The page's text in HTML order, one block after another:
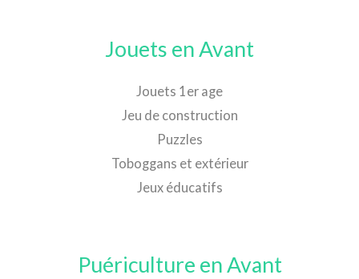
Jouets en Avant
Jouets 1er age
Jeu de construction
Puzzles
Toboggans et extérieur
Jeux éducatifs
Puériculture en Avant